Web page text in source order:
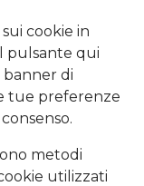
cookie in
pulsante qui
banner di
tue preferenze
metodi
utilizzati